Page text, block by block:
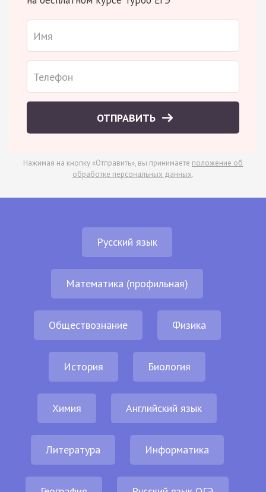
ОТПРАВИТЬ
Нажимая на кнопку «Отправить», вы принимаете положение об
обработке персональных данных.
Русский язык
Математика (профильная)
Обществознание Физика
История Биология
Химия Английский язык
Литература Информатика